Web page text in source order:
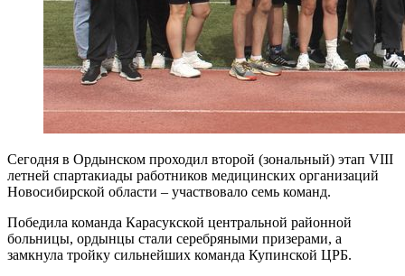
Сегодня в Ордынском проходил второй (зональный) этап VIII
летней спартакиады работников медицинских организаций
Новосибирской области – участвовало семь команд.
Победила команда Карасукской центральной районной
больницы, ордынцы стали серебряными призерами, а
замкнула тройку сильнейших команда Купинской ЦРБ.